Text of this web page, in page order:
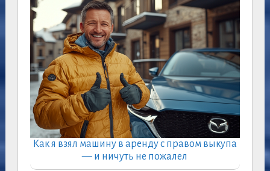
Как я взял машину в аренду с правом выкупа
— и ничуть не пожалел